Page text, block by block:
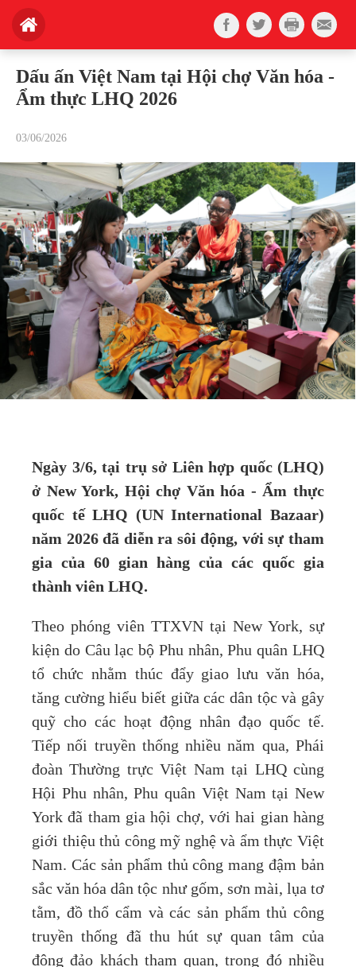
Dấu ấn Việt Nam tại Hội chợ Văn hóa -
Ẩm thực LHQ 2026
03/06/2026
Ngày 3/6, tại trụ sở Liên hợp quốc (LHQ)
ở New York, Hội chợ Văn hóa - Ẩm thực
quốc tế LHQ (UN International Bazaar)
năm 2026 đã diễn ra sôi động, với sự tham
gia của 60 gian hàng của các quốc gia
thành viên LHQ.
Theo phóng viên TTXVN tại New York, sự
kiện do Câu lạc bộ Phu nhân, Phu quân LHQ
tổ chức nhằm thúc đẩy giao lưu văn hóa,
tăng cường hiểu biết giữa các dân tộc và gây
quỹ cho các hoạt động nhân đạo quốc tế.
Tiếp nối truyền thống nhiều năm qua, Phái
đoàn Thường trực Việt Nam tại LHQ cùng
Hội Phu nhân, Phu quân Việt Nam tại New
York đã tham gia hội chợ, với hai gian hàng
giới thiệu thủ công mỹ nghệ và ẩm thực Việt
Nam. Các sản phẩm thủ công mang đậm bản
sắc văn hóa dân tộc như gốm, sơn mài, lụa tơ
tằm, đồ thổ cẩm và các sản phẩm thủ công
truyền thống đã thu hút sự quan tâm của
đông đảo khách tham quan, trong đó nhiều